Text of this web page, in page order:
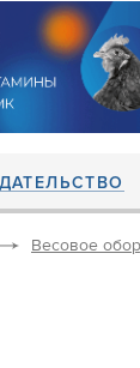
Весовое